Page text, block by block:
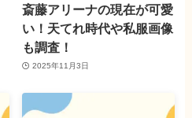
斎藤アリーナの現在が可愛
い！天てれ時代や私服画像
も調査！
2025年11月3日